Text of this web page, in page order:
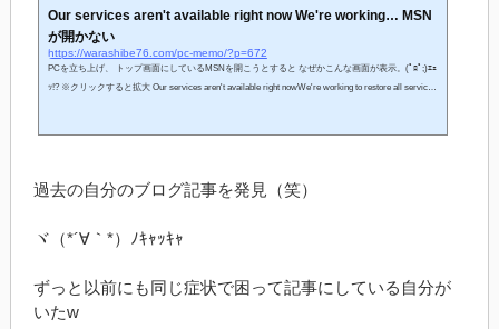
Our services aren't available right now We're working… MSN
が開かない
https://warashibe76.com/pc-memo/?p=672
PCを立ち上げ、 トップ画面にしているMSNを開こうとすると なぜかこんな画面が表示。(ﾟﾛﾟ;)ｴｪ
ｯ!? ※クリックすると拡大 Our services aren't available right nowWe're working to restore all services
過去の自分のブログ記事を発見（笑）
ヾ（*´∀｀*）ﾉｷｬｯｷｬ
ずっと以前にも同じ症状で困って記事にしている自分が
いたw